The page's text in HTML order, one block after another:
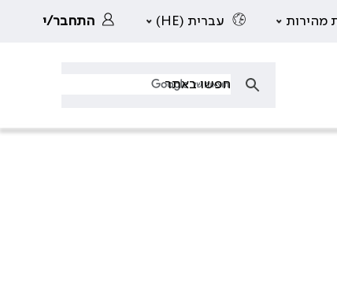
מהירות עברית (HE) התחבר/י